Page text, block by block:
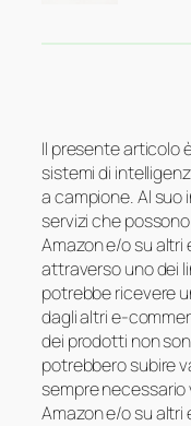
Il presente articolo
sistemi di
a campione. Al
servizi che
Amazon e/o su
attraverso uno dei
potrebbe ricevere
dagli altri e-
dei prodotti non
potrebbero subire
sempre necessario
Amazon e/o su